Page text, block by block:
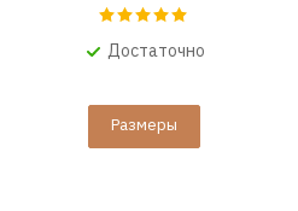
Достаточно
Размеры